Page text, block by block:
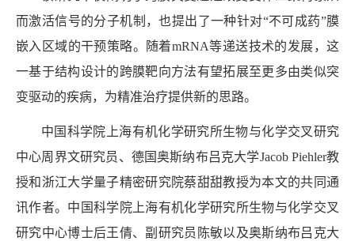
而激活信号的分子机制，也提出了一种针对“不可成药”膜
嵌入区域的干预策略。随着mRNA等递送技术的发展，这
一基于结构设计的跨膜靶向方法有望拓展至更多由类似突
变驱动的疾病，为精准治疗提供新的思路。
中国科学院上海有机化学研究所生物与化学交叉研究
中心周界文研究员、德国奥斯纳布吕克大学Jacob Piehler教
授和浙江大学量子精密研究院蔡甜甜教授为本文的共同通
讯作者。中国科学院上海有机化学研究所生物与化学交叉
研究中心博士后王倩、副研究员陈敏以及奥斯纳布吕克大